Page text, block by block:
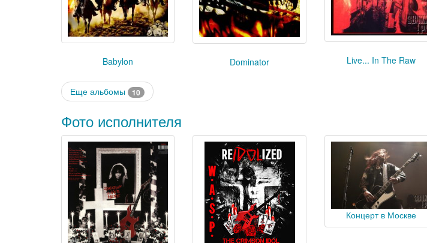
Babylon Dominator Live... In The Raw
Еще альбомы 10
Фото исполнителя
Концерт в Москве